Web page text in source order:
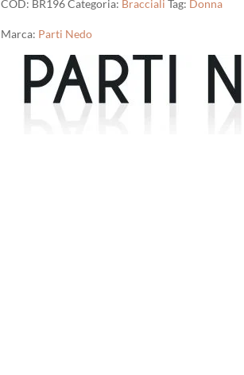
COD: BR196 Categoria: Bracciali Tag: Donna
Marca: Parti Nedo